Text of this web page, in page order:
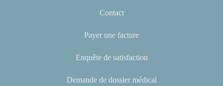
Contact
Payer une facture
Enquête de satisfaction
Demande de dossier médical